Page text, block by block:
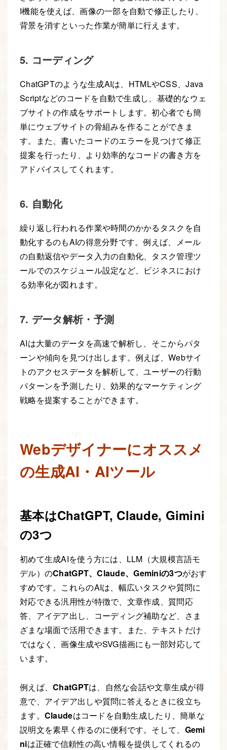
I機能を使えば、画像の一部を自動で修正したり、
背景を消すといった作業が簡単に行えます。
5. コーディング
ChatGPTのような生成AIは、HTMLやCSS、Java
Scriptなどのコードを自動で生成し、基礎的なウェ
ブサイトの作成をサポートします。初心者でも簡
単にウェブサイトの骨組みを作ることができま
す。また、書いたコードのエラーを見つけて修正
提案を行ったり、より効率的なコードの書き方を
アドバイスしてくれます。
6. 自動化
繰り返し行われる作業や時間のかかるタスクを自
動化するのもAIの得意分野です。例えば、メール
の自動返信やデータ入力の自動化、タスク管理ツ
ールでのスケジュール設定など、ビジネスにおけ
る効率化が図れます。
7. データ解析・予測
AIは大量のデータを高速で解析し、そこからパタ
ーンや傾向を見つけ出します。例えば、Webサイ
トのアクセスデータを解析して、ユーザーの行動
パターンを予測したり、効果的なマーケティング
戦略を提案することができます。
Webデザイナーにオススメ
の生成AI・AIツール
基本はChatGPT, Claude, Gimini
の3つ
初めて生成AIを使う方には、LLM（大規模言語モ
デル）のChatGPT、Claude、Geminiの3つがおす
すめです。これらのAIは、幅広いタスクや質問に
対応できる汎用性が特徴で、文章作成、質問応
答、アイデア出し、コーディング補助など、さま
ざまな場面で活用できます。また、テキストだけ
ではなく、画像生成やSVG描画にも一部対応して
います。
例えば、ChatGPTは、自然な会話や文章生成が得
意で、アイデア出しや質問に答えるときに役立ち
ます。 Claudeはコードを自動生成したり、簡単な
説明文を素早く作るのに便利です。そして、 Gemi
niは正確で信頼性の高い情報を提供してくれるの